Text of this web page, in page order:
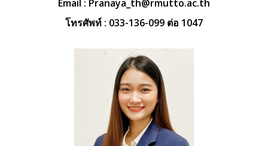
Email : Pranaya_th@rmutto.ac.th
โทรศัพท์ : 033-136-099 ต่อ 1047